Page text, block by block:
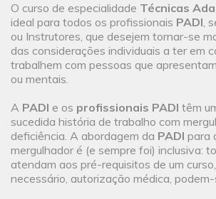
O curso de especialidade Técnicas
ideal para todos os profissionais PADI,
ou Instrutores, que desejem tornar-se
das considerações individuais a ter em
trabalhem com pessoas que
ou mentais.
A PADI e os profissionais PADI têm
sucedida história de trabalho com
deficiência. A abordagem da PADI para
mergulhador é (e sempre foi) inclusiva:
atendam aos pré-requisitos de um
necessário, autorização médica,